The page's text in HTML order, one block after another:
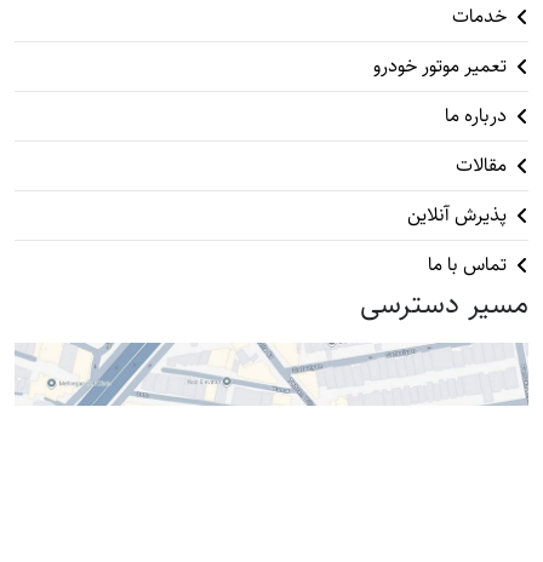
خدمات
تعمیر موتور خودرو
درباره ما
مقالات
پذیرش آنلاین
تماس با ما
مسیر دسترسی